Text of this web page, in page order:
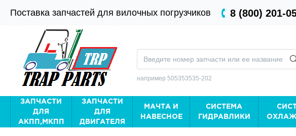
Поставка запчастей для вилочных погрузчиков 8 (800) 201-
например 505353535-202
ЗАПЧАСТИ
ДЛЯ
АКПП,МКПП
ЗАПЧАСТИ
ДЛЯ
ДВИГАТЕЛЯ
МАЧТА И
НАВЕСНОЕ
СИСТЕМА
ГИДРАВЛИКИ